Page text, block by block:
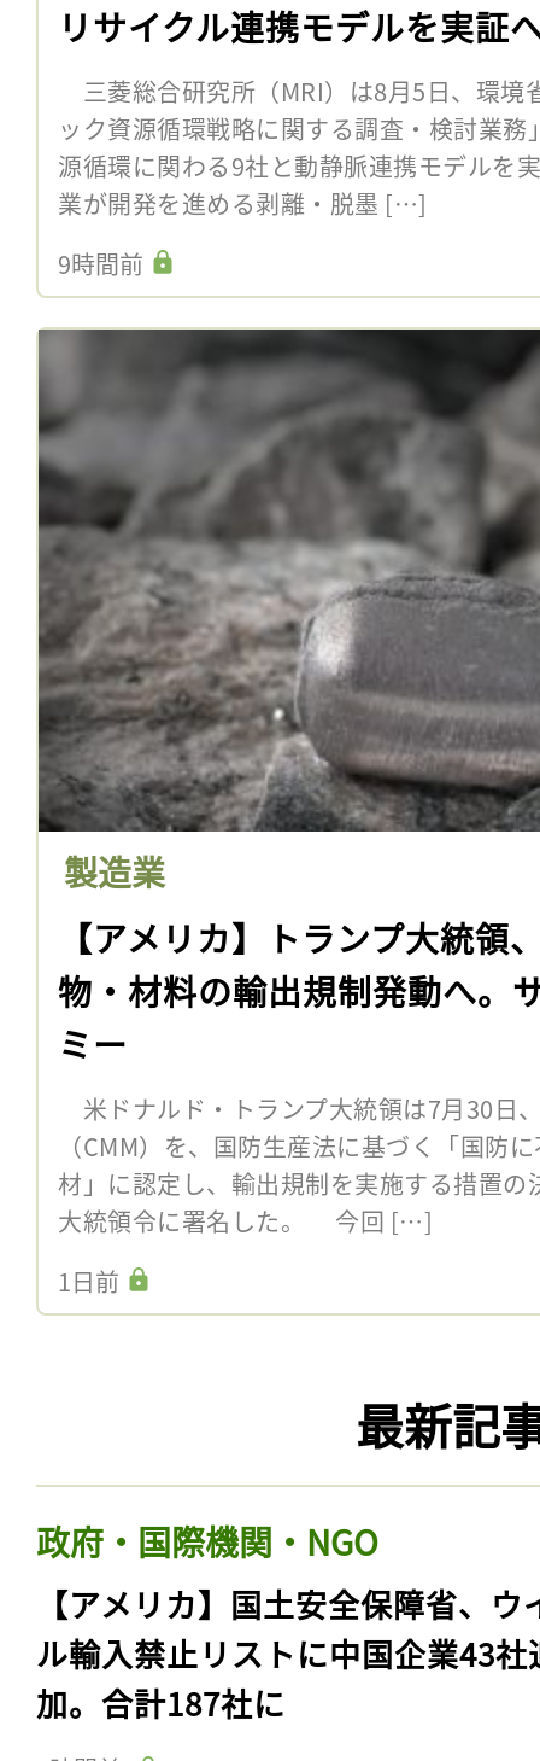
リサイクル連携モデルを実証
三菱総合研究所（MRI）は8月5日、環境
ック資源循環戦略に関する調査・検討業
源循環に関わる9社と動静脈連携モデルを
業が開発を進める剥離・脱墨 […]
9時間前
製造業
【アメリカ】トランプ大統領
物・材料の輸出規制発動へ。
ミー
米ドナルド・トランプ大統領は7月30日
（CMM）を、国防生産法に基づく「国防
材」に認定し、輸出規制を実施する措置
大統領令に署名した。 今回 […]
1日前
最新記
政府・国際機関・NGO
【アメリカ】国土安全保障省、ウ
ル輸入禁止リストに中国企業43社
加。合計187社に